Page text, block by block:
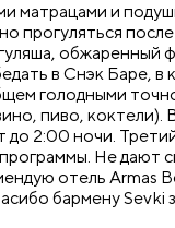
и
обжаренный
в Снэк Баре, в
голодными
пиво,
2:00 ночи.
Не дают
отель Armas
бармену Sevki